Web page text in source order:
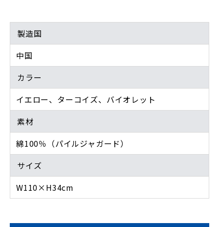
製造国
中国
カラー
イエロー、ターコイズ、バイオレット
素材
綿100％（パイルジャガード）
サイズ
W110×H34cm